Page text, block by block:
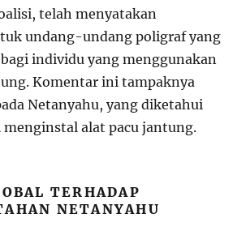
telah menyatakan
undang-undang poligraf yang
individu yang menggunakan
Komentar ini tampaknya
Netanyahu, yang diketahui
alat pacu jantung.
TERHADAP
NETANYAHU